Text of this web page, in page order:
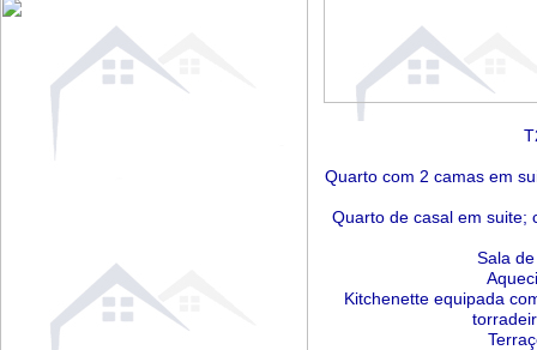
Quarto com 2 camas em
Quarto de casal em suite;
Sala
Kitchenette equipada